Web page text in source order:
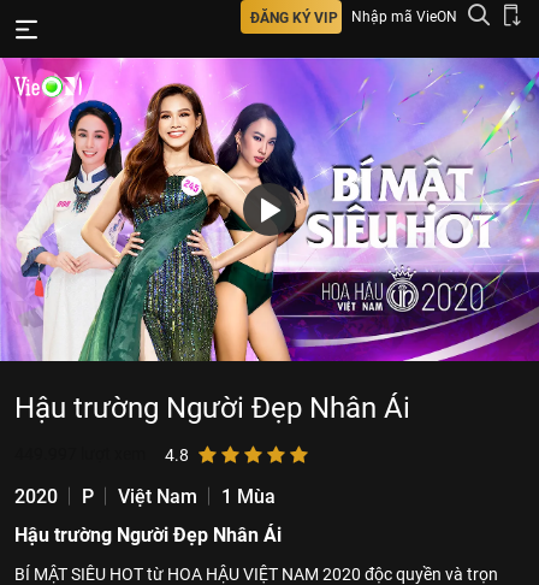
ĐĂNG KÝ VIP Nhập mã VieON
Hậu trường Người Đẹp Nhân Ái
4.8
2020 P Việt Nam
1 Mùa
Hậu trường Người Đẹp Nhân Ái
BÍ MẬT SIÊU HOT từ HOA HẬU VIỆT NAM 2020 độc quyền và trọn